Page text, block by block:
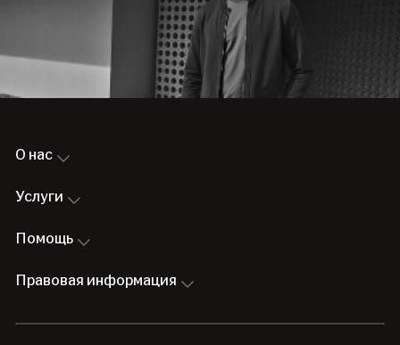
О нас
Услуги
Помощь
Правовая информация